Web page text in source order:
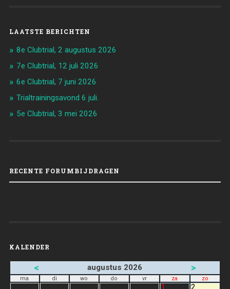
LAATSTE BERICHTEN
8e Clubtrial, 2 augustus 2026
7e Clubtrial, 12 juli 2026
6e Clubtrial, 7 juni 2026
Trialtrainingsavond 6 juli.
5e Clubtrial, 3 mei 2026
RECENTE FORUMBIJDRAGEN
KALENDER
< augustus 2026 >
ma di wo do vr za zo
1 2